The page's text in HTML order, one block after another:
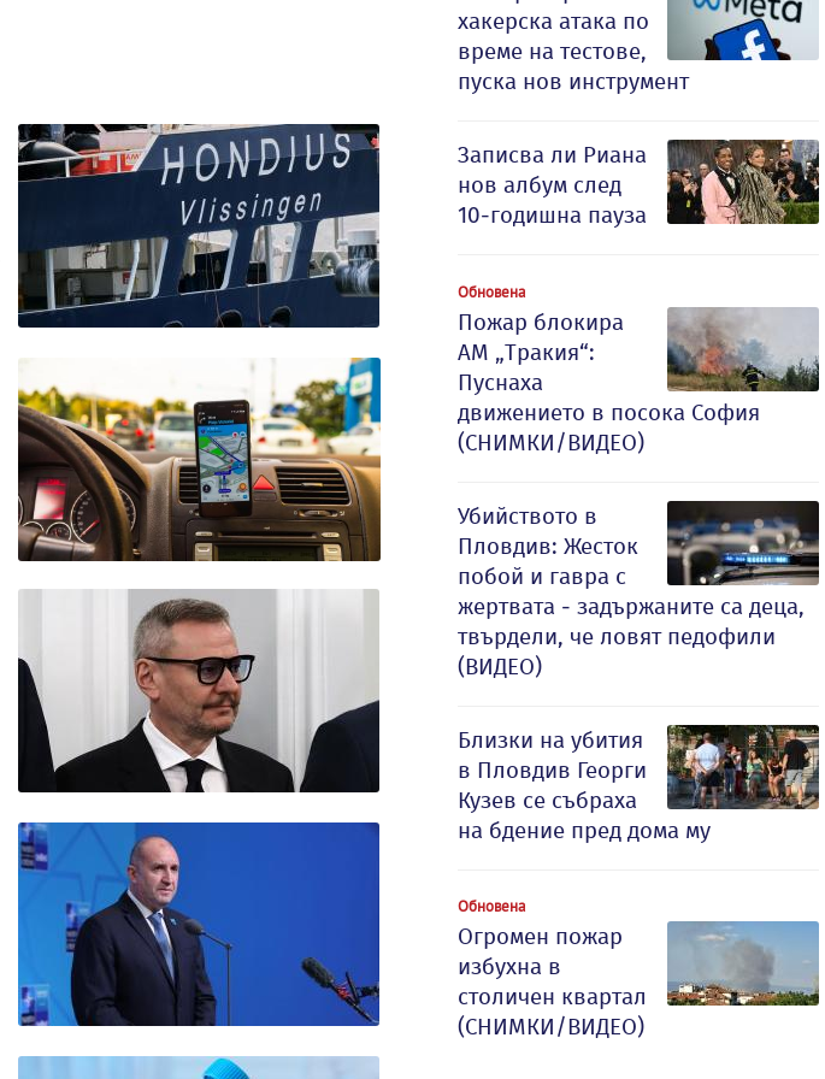
хакерска атака по
време на тестове,
пуска нов инструмент
Записва ли Риана
нов албум след
10-годишна пауза
Обновена
Пожар блокира
АМ „Тракия“:
Пуснаха
движението в посока София
(СНИМКИ/ВИДЕО)
Убийството в
Пловдив: Жесток
побой и гавра с
жертвата - задържаните са деца,
твърдели, че ловят педофили
(ВИДЕО)
Близки на убития
в Пловдив Георги
Кузев се събраха
на бдение пред дома му
Обновена
Огромен пожар
избухна в
столичен квартал
(СНИМКИ/ВИДЕО)